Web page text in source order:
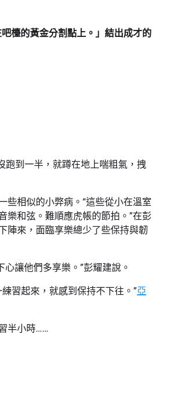
檯的黃金分割點上。」結出成才的
跑到一半，就蹲在地上喘粗氣，拽
些相似的小弊病。“這些從小在溫室
樂和弦。難順應虎帳的節拍。”在彭
陣來，面臨享樂總少了些保持與韌
讓他們多享樂。”彭耀建說。
習起來，就感到保持不下往。”亞
半小時……